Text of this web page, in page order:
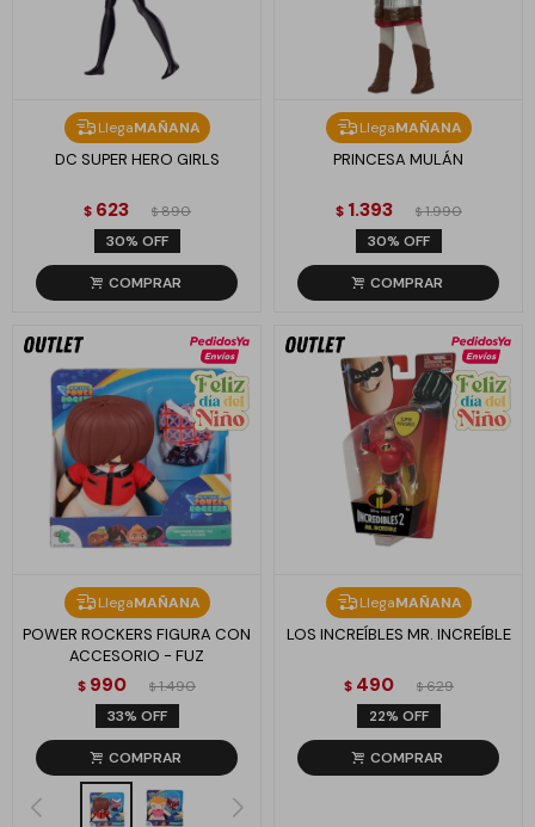
LlegaMAÑANA
DC SUPER HERO GIRLS
$ 623 $ 890
30
LlegaMAÑANA
PRINCESA MULÁN
$ 1.393 $ 1.990
30
LlegaMAÑANA
POWER ROCKERS FIGURA CON
ACCESORIO - FUZ
$ 990 $ 1.490
33
LlegaMAÑANA
LOS INCREÍBLES MR. INCREÍBLE
$ 490 $ 629
22